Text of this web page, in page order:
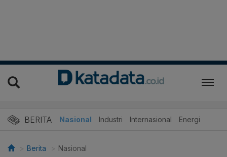
BERITA Nasional Industri Internasional Energi
Berita Nasional